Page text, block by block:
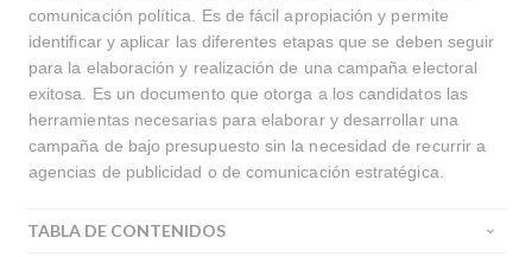
comunicación política. Es de fácil apropiación y permite
identificar y aplicar las diferentes etapas que se deben seguir
para la elaboración y realización de una campaña electoral
exitosa. Es un documento que otorga a los candidatos las
herramientas necesarias para elaborar y desarrollar una
campaña de bajo presupuesto sin la necesidad de recurrir a
agencias de publicidad o de comunicación estratégica.
TABLA DE CONTENIDOS